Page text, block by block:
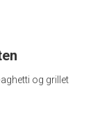
og grillet